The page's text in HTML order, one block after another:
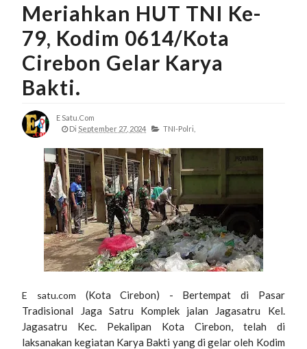
Meriahkan HUT TNI Ke-
79, Kodim 0614/Kota
Cirebon Gelar Karya
Bakti.
E Satu.com
Di September 27, 2024 TNI-Polri,
E satu.com (Kota Cirebon) - Bertempat di Pasar
Tradisional Jaga Satru Komplek jalan Jagasatru Kel.
Jagasatru Kec. Pekalipan Kota Cirebon, telah di
laksanakan kegiatan Karya Bakti yang di gelar oleh Kodim